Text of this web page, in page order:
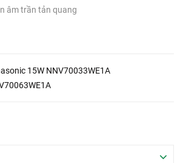
âm trần tản quang
15W NNV70033WE1A